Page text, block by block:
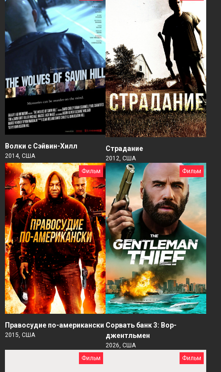
Волки с Сэйвин-Хилл
2014, США
Страдание
2012, США
Фильм
Правосудие по-американски
2015, США
Фильм
Сорвать банк 3: Вор-
джентльмен
2026, США
Фильм
Фильм